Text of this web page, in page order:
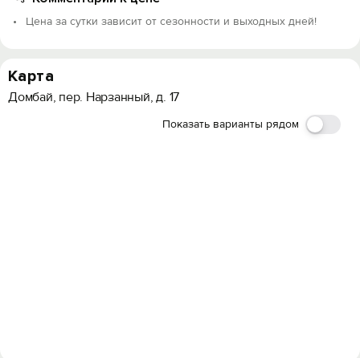
Цена за сутки зависит от сезонности и выходных дней!
Карта
Домбай, пер. Нарзанный, д. 17
Показать варианты рядом